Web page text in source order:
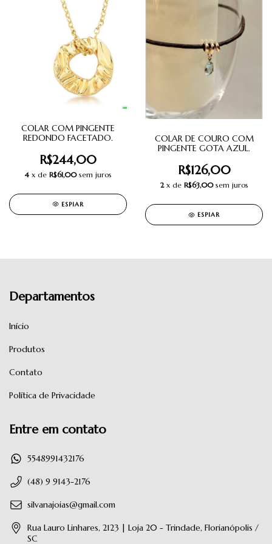
COLAR COM PINGENTE
REDONDO FACETADO.
R$244,00
4 x de R$61,00 sem juros
ESPIAR
COLAR DE COURO COM
PINGENTE GOTA AZUL.
R$126,00
2 x de R$63,00 sem juros
ESPIAR
Departamentos
Início
Produtos
Contato
Política de Privacidade
Entre em contato
5548991432176
(48) 9 9143-2176
silvanajoias@gmail.com
Rua Lauro Linhares, 2123 | Loja 20 - Trindade, Florianópolis /
SC